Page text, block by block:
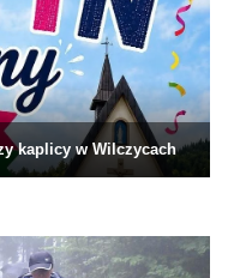
kaplicy w Wilczycach